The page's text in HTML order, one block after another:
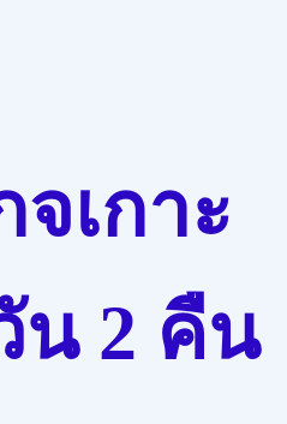
เกาะ
น 2 คืน